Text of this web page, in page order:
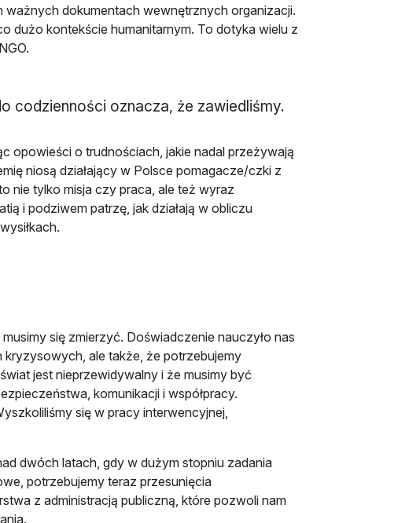
ważnych dokumentach wewnętrznych organizacji.
dużo kontekście humanitarnym. To dotyka wielu z
codzienności oznacza, że zawiedliśmy.
opowieści o trudnościach, jakie nadal przeżywają
niosą działający w Polsce pomagacze/czki z
nie tylko misja czy praca, ale też wyraz
i podziwem patrzę, jak działają w obliczu
się zmierzyć. Doświadczenie nauczyło nas
ale także, że potrzebujemy
jest nieprzewidywalny i że musimy być
komunikacji i współpracy.
się w pracy interwencyjnej,
dwóch latach, gdy w dużym stopniu zadania
potrzebujemy teraz przesunięcia
z administracją publiczną, które pozwoli nam